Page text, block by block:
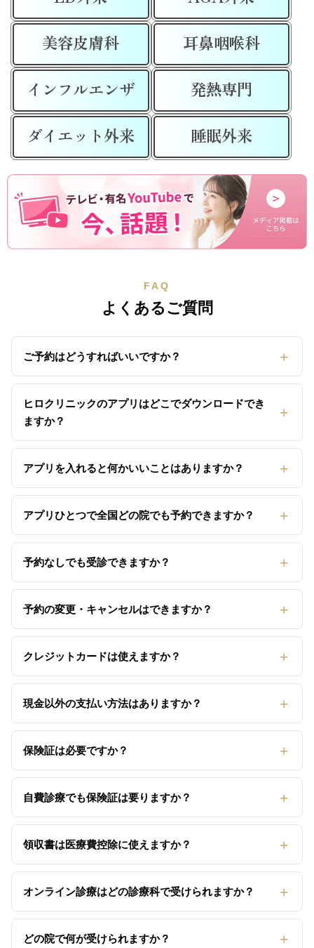
美容皮膚科 耳鼻咽喉科
インフルエンザ 発熱専門
ダイエット外来 睡眠外来
FAQ
よくあるご質問
ご予約はどうすればいいですか？
ヒロクリニックのアプリはどこでダウンロードでき
ますか？
アプリを入れると何かいいことはありますか？
アプリひとつで全国どの院でも予約できますか？
予約なしでも受診できますか？
予約の変更・キャンセルはできますか？
クレジットカードは使えますか？
現金以外の支払い方法はありますか？
保険証は必要ですか？
自費診療でも保険証は要りますか？
領収書は医療費控除に使えますか？
オンライン診療はどの診療科で受けられますか？
どの院で何が受けられますか？